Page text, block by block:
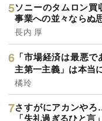
ソニーのタムロン
事業への並々ならぬ
長内 厚
「市場経済は最悪
主第一主義」は本当
橘玲
さすがにアカンや
「失礼過ぎるひと言